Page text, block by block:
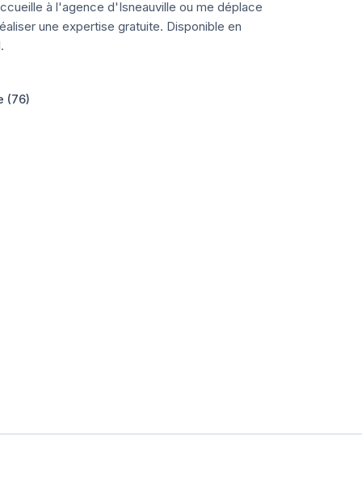
à l'agence d'Isneauville ou me déplace
une expertise gratuite. Disponible en
(76)